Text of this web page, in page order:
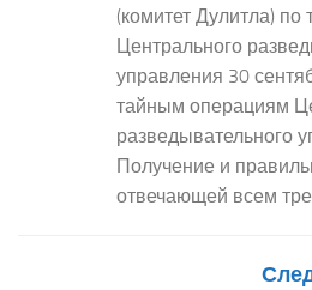
(комитет Дулитла)
Центрального
управления 30
тайным операциям
разведывательного
Получение и
отвечающей всем